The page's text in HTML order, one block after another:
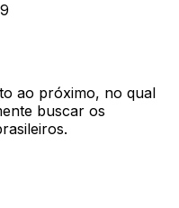
ao próximo, no qual
buscar os